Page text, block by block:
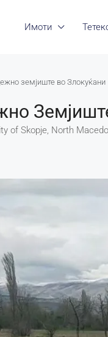
Имоти
земјиште во Злокуќани
of Skopje, North